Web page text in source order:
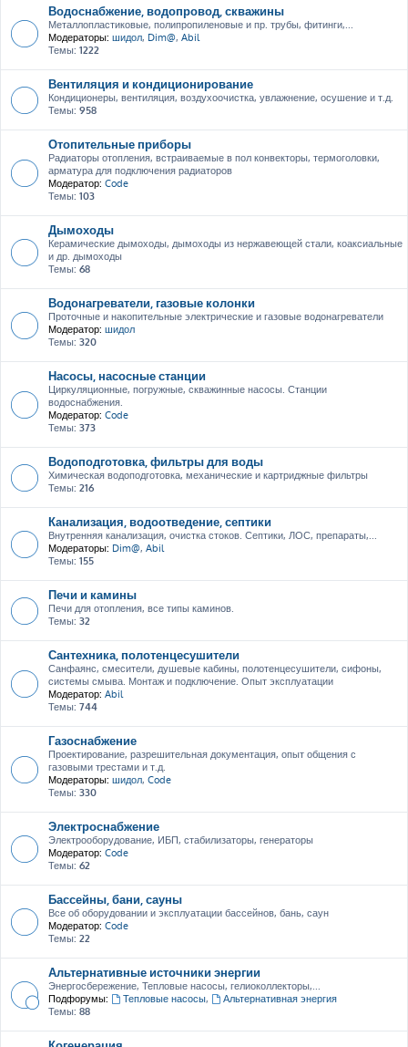
Водоснабжение, водопровод, скважины
Металлопластиковые, полипропиленовые и пр. трубы, фитинги,...
Модераторы: шидол, Dim@, Abil
Темы: 1222
Вентиляция и кондиционирование
Кондиционеры, вентиляция, воздухоочистка, увлажнение, осушение и т.д.
Темы: 958
Отопительные приборы
Радиаторы отопления, встраиваемые в пол конвекторы, термоголовки,
арматура для подключения радиаторов
Модератор: Code
Темы: 103
Дымоходы
Керамические дымоходы, дымоходы из нержавеющей стали, коаксиальные
и др. дымоходы
Темы: 68
Водонагреватели, газовые колонки
Проточные и накопительные электрические и газовые водонагреватели
Модератор: шидол
Темы: 320
Насосы, насосные станции
Циркуляционные, погружные, скважинные насосы. Станции
водоснабжения.
Модератор: Code
Темы: 373
Водоподготовка, фильтры для воды
Химическая водоподготовка, механические и картриджные фильтры
Темы: 216
Канализация, водоотведение, септики
Внутренняя канализация, очистка стоков. Септики, ЛОС, препараты,...
Модераторы: Dim@, Abil
Темы: 155
Печи и камины
Печи для отопления, все типы каминов.
Темы: 32
Сантехника, полотенцесушители
Санфаянс, смесители, душевые кабины, полотенцесушители, сифоны,
системы смыва. Монтаж и подключение. Опыт эксплуатации
Модератор: Abil
Темы: 744
Газоснабжение
Проектирование, разрешительная документация, опыт общения с
газовыми трестами и т.д.
Модераторы: шидол, Code
Темы: 330
Электроснабжение
Электрооборудование, ИБП, стабилизаторы, генераторы
Модератор: Code
Темы: 62
Бассейны, бани, сауны
Все об оборудовании и эксплуатации бассейнов, бань, саун
Модератор: Code
Темы: 22
Альтернативные источники энергии
Энергосбережение, Тепловые насосы, гелиоколлекторы,...
Подфорумы:
Тепловые насосы,
Альтернативная энергия
Темы: 88